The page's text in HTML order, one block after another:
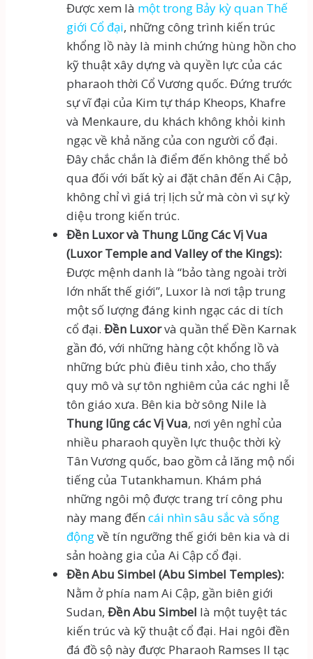
Được xem là một trong Bảy kỳ quan Thế
giới Cổ đại, những công trình kiến trúc
khổng lồ này là minh chứng hùng hồn cho
kỹ thuật xây dựng và quyền lực của các
pharaoh thời Cổ Vương quốc. Đứng trước
sự vĩ đại của Kim tự tháp Kheops, Khafre
và Menkaure, du khách không khỏi kinh
ngạc về khả năng của con người cổ đại.
Đây chắc chắn là điểm đến không thể bỏ
qua đối với bất kỳ ai đặt chân đến Ai Cập,
không chỉ vì giá trị lịch sử mà còn vì sự kỳ
diệu trong kiến trúc.
Đền Luxor và Thung Lũng Các Vị Vua
(Luxor Temple and Valley of the Kings):
Được mệnh danh là “bảo tàng ngoài trời
lớn nhất thế giới”, Luxor là nơi tập trung
một số lượng đáng kinh ngạc các di tích
cổ đại. Đền Luxorvà quần thể Đền Karnak
gần đó, với những hàng cột khổng lồ và
những bức phù điêu tinh xảo, cho thấy
quy mô và sự tôn nghiêm của các nghi lễ
tôn giáo xưa. Bên kia bờ sông Nile là
Thung lũng các Vị Vua, nơi yên nghỉ của
nhiều pharaoh quyền lực thuộc thời kỳ
Tân Vương quốc, bao gồm cả lăng mộ nổi
tiếng của Tutankhamun. Khám phá
những ngôi mộ được trang trí công phu
này mang đến cái nhìn sâu sắc và sống
độngvề tín ngưỡng thế giới bên kia và di
sản hoàng gia của Ai Cập cổ đại.
Đền Abu Simbel (Abu Simbel Temples):
Nằm ở phía nam Ai Cập, gần biên giới
Sudan, Đền Abu Simbel là một tuyệt tác
kiến trúc và kỹ thuật cổ đại. Hai ngôi đền
đá đồ sộ này được Pharaoh Ramses II tạc